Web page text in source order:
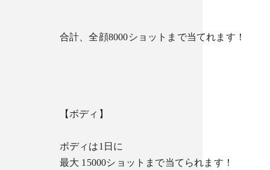
合計、全顔8000ショットまで当てれます！
【ボディ】
ボディは1日に
最大 15000ショットまで当てられます！